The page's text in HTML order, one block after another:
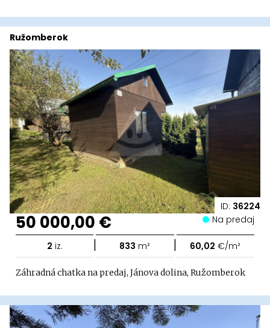
ID: 36224
Ružomberok
50 000,00 € Na predaj
2 iz. | 833 m² | 60,02 €/m²
Záhradná chatka na predaj, Jánova dolina, Ružomberok